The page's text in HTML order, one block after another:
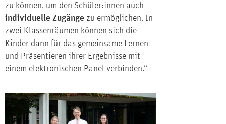
zu können, um den Schüler:innen auch
individuelle Zugänge zu ermöglichen. In
zwei Klassenräumen können sich die
Kinder dann für das gemeinsame Lernen
und Präsentieren ihrer Ergebnisse mit
einem elektronischen Panel verbinden.“